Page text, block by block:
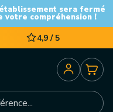
sera fermé
votre compréhension !
4,9 / 5